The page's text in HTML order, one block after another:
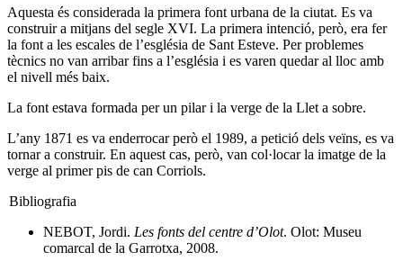
Aquesta és considerada la primera font urbana de la ciutat. Es va
construir a mitjans del segle XVI. La primera intenció, però, era fer
la font a les escales de l’església de Sant Esteve. Per problemes
tècnics no van arribar fins a l’església i es varen quedar al lloc amb
el nivell més baix.
La font estava formada per un pilar i la verge de la Llet a sobre.
L’any 1871 es va enderrocar però el 1989, a petició dels veïns, es va
tornar a construir. En aquest cas, però, van col·locar la imatge de la
verge al primer pis de can Corriols.
Bibliografia
NEBOT, Jordi. Les fonts del centre d’Olot. Olot: Museu
comarcal de la Garrotxa, 2008.